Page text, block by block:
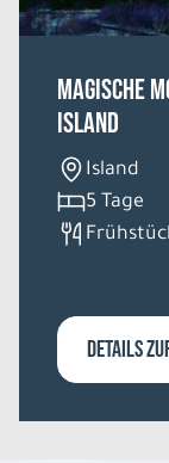
11 Tage
Mo.
Irlands
Magische
Island
Island
5 Tage
DETAILS